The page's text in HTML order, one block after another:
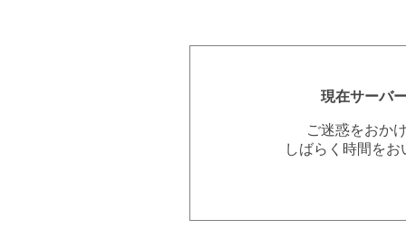
現在サーバ
ご迷惑をおか
しばらく時間を